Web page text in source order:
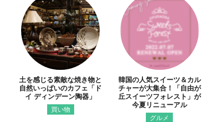
土を感じる素敵な焼き物と
自然いっぱいのカフェ「ド
イ ディンデーン陶器」
買い物
韓国の人気スイーツ＆カル
チャーが大集合！「自由が
丘スイーツフォレスト」が
今夏リニューアル
グルメ